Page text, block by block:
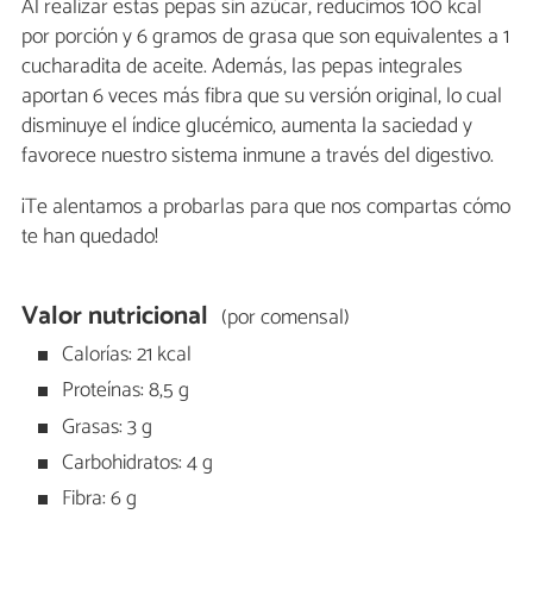
Al realizar estas pepas sin azúcar, reducimos 100 kcal
por porción y 6 gramos de grasa que son equivalentes a 1
cucharadita de aceite. Además, las pepas integrales
aportan 6 veces más fibra que su versión original, lo cual
disminuye el índice glucémico, aumenta la saciedad y
favorece nuestro sistema inmune a través del digestivo.
¡Te alentamos a probarlas para que nos compartas cómo
te han quedado!
Valor nutricional (por comensal)
Calorías: 21 kcal
Proteínas: 8,5 g
Grasas: 3 g
Carbohidratos: 4 g
Fibra: 6 g